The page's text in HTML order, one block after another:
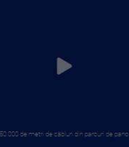
de metri de cabluri din parcuri de